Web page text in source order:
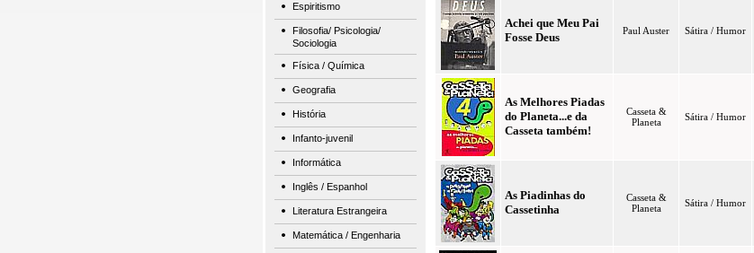
Espiritismo
Filosofia/ Psicologia/
Sociologia
Física / Química
Geografia
História
Infanto-juvenil
Informática
Inglês / Espanhol
Literatura Estrangeira
Matemática / Engenharia
Achei que Meu Pai
Fosse Deus
Paul Auster Sátira / Humor
As Melhores Piadas
do Planeta...e da
Casseta também!
Casseta &
Planeta
Sátira / Humor
As Piadinhas do
Cassetinha
Casseta &
Planeta
Sátira / Humor